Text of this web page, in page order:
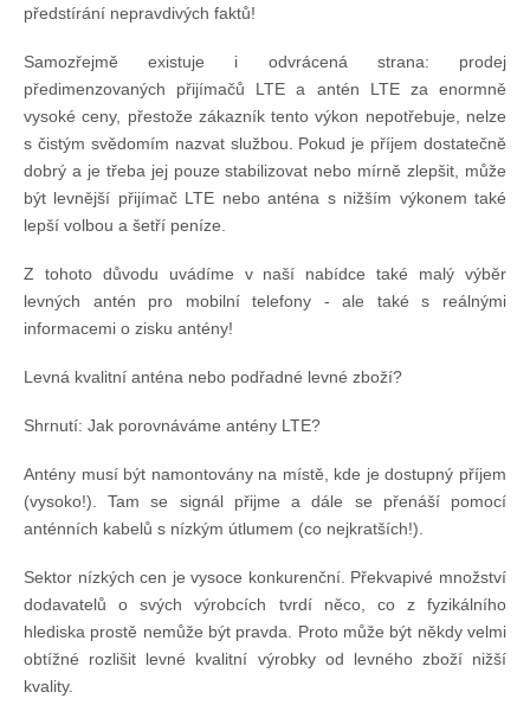
předstírání nepravdivých faktů!
Samozřejmě existuje i odvrácená strana: prodej
předimenzovaných přijímačů LTE a antén LTE za enormně
vysoké ceny, přestože zákazník tento výkon nepotřebuje, nelze
s čistým svědomím nazvat službou. Pokud je příjem dostatečně
dobrý a je třeba jej pouze stabilizovat nebo mírně zlepšit, může
být levnější přijímač LTE nebo anténa s nižším výkonem také
lepší volbou a šetří peníze.
Z tohoto důvodu uvádíme v naší nabídce také malý výběr
levných antén pro mobilní telefony - ale také s reálnými
informacemi o zisku antény!
Levná kvalitní anténa nebo podřadné levné zboží?
Shrnutí: Jak porovnáváme antény LTE?
Antény musí být namontovány na místě, kde je dostupný příjem
(vysoko!). Tam se signál přijme a dále se přenáší pomocí
anténních kabelů s nízkým útlumem (co nejkratších!).
Sektor nízkých cen je vysoce konkurenční. Překvapivé množství
dodavatelů o svých výrobcích tvrdí něco, co z fyzikálního
hlediska prostě nemůže být pravda. Proto může být někdy velmi
obtížné rozlišit levné kvalitní výrobky od levného zboží nižší
kvality.